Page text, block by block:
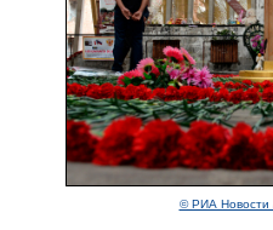
© РИА Новости